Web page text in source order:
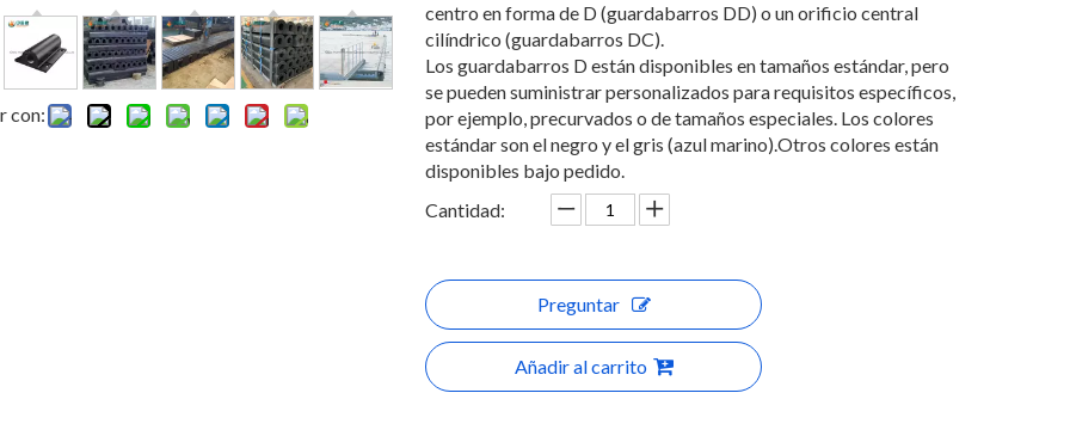
con:
centro en forma de D (guardabarros DD) o un orificio central
cilíndrico (guardabarros DC).
Los guardabarros D están disponibles en tamaños estándar, pero
se pueden suministrar personalizados para requisitos específicos,
por ejemplo, precurvados o de tamaños especiales. Los colores
estándar son el negro y el gris (azul marino).Otros colores están
disponibles bajo pedido.
Cantidad:
Preguntar
Añadir al carrito